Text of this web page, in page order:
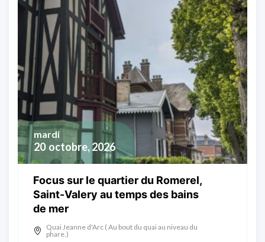
20 octobre, 2026
mardi
Focus sur le quartier du Romerel,
Saint-Valery au temps des bains
de mer
Quai Jeanne d'Arc ( Au bout du quai au niveau du
phare.)